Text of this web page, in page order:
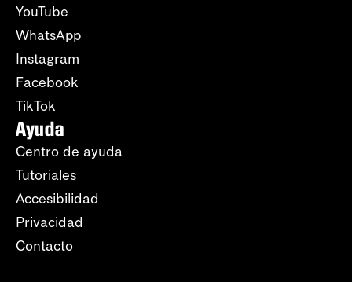
YouTube
WhatsApp
Instagram
Facebook
TikTok
Ayuda
Centro de ayuda
Tutoriales
Accesibilidad
Privacidad
Contacto